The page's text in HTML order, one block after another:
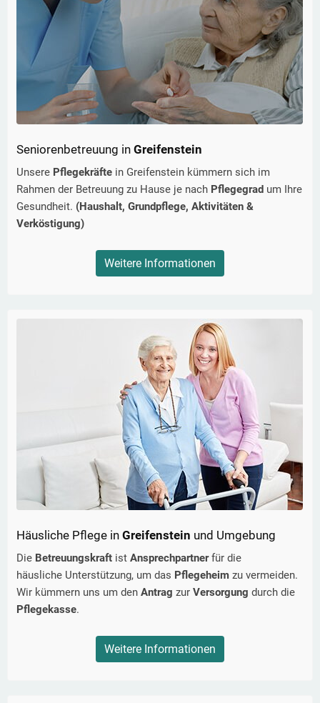
Seniorenbetreuung in Greifenstein
Unsere Pflegekräfte in Greifenstein kümmern sich im
Rahmen der Betreuung zu Hause je nach Pflegegrad um Ihre
Gesundheit. (Haushalt, Grundpflege, Aktivitäten &
Verköstigung)
Weitere Informationen
Häusliche Pflege in Greifenstein und Umgebung
Die Betreuungskraft ist Ansprechpartnerfür die
häusliche Unterstützung, um das Pflegeheim zu vermeiden.
Wir kümmern uns um den Antrag zur Versorgung durch die
Pflegekasse.
Weitere Informationen